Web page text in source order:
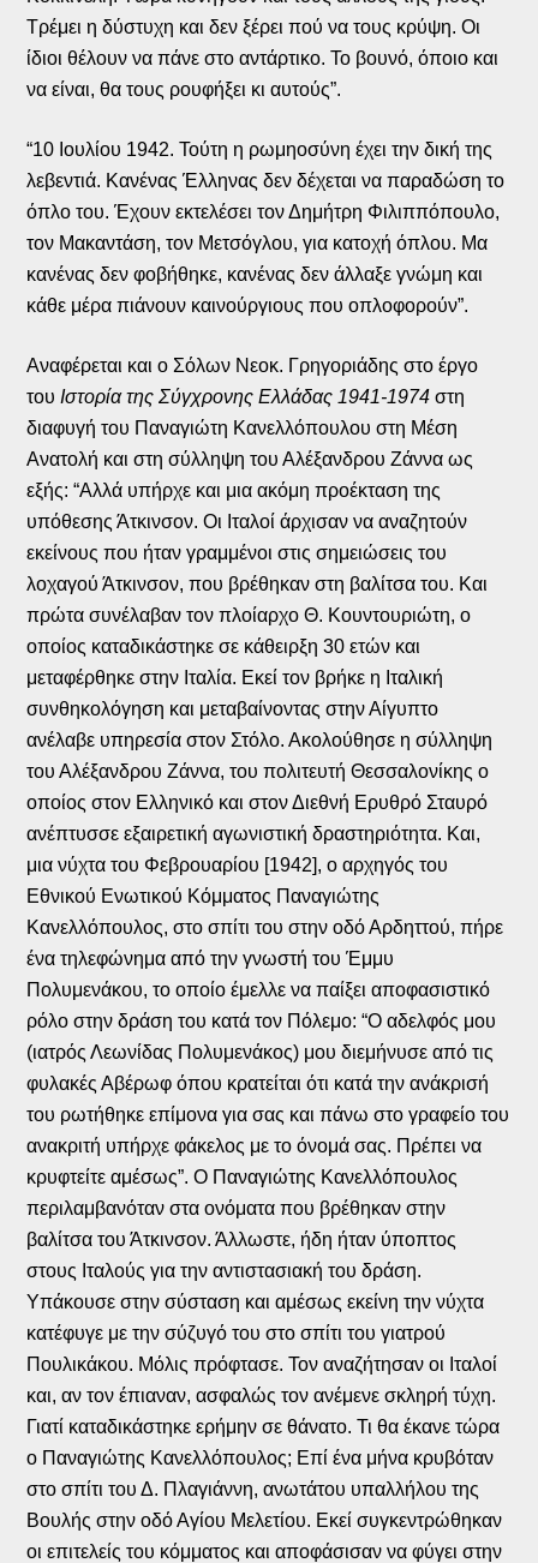
Τρέμει η δύστυχη και δεν ξέρει πού να τους κρύψη. Οι
ίδιοι θέλουν να πάνε στο αντάρτικο. Το βουνό, όποιο και
να είναι, θα τους ρουφήξει κι αυτούς”.
“10 Ιουλίου 1942. Τούτη η ρωμηοσύνη έχει την δική της
λεβεντιά. Κανένας Έλληνας δεν δέχεται να παραδώση το
όπλο του. Έχουν εκτελέσει τον Δημήτρη Φιλιππόπουλο,
τον Μακαντάση, τον Μετσόγλου, για κατοχή όπλου. Μα
κανένας δεν φοβήθηκε, κανένας δεν άλλαξε γνώμη και
κάθε μέρα πιάνουν καινούργιους που οπλοφορούν”.
Αναφέρεται και ο Σόλων Νεοκ. Γρηγοριάδης στο έργο
του Ιστορία της Σύγχρονης Ελλάδας 1941-1974 στη
διαφυγή του Παναγιώτη Κανελλόπουλου στη Μέση
Ανατολή και στη σύλληψη του Αλέξανδρου Ζάννα ως
εξής: “Αλλά υπήρχε και μια ακόμη προέκταση της
υπόθεσης Άτκινσον. Οι Ιταλοί άρχισαν να αναζητούν
εκείνους που ήταν γραμμένοι στις σημειώσεις του
λοχαγού Άτκινσον, που βρέθηκαν στη βαλίτσα του. Και
πρώτα συνέλαβαν τον πλοίαρχο Θ. Κουντουριώτη, ο
οποίος καταδικάστηκε σε κάθειρξη 30 ετών και
μεταφέρθηκε στην Ιταλία. Εκεί τον βρήκε η Ιταλική
συνθηκολόγηση και μεταβαίνοντας στην Αίγυπτο
ανέλαβε υπηρεσία στον Στόλο. Ακολούθησε η σύλληψη
του Αλέξανδρου Ζάννα, του πολιτευτή Θεσσαλονίκης ο
οποίος στον Ελληνικό και στον Διεθνή Ερυθρό Σταυρό
ανέπτυσσε εξαιρετική αγωνιστική δραστηριότητα. Και,
μια νύχτα του Φεβρουαρίου [1942], ο αρχηγός του
Εθνικού Ενωτικού Κόμματος Παναγιώτης
Κανελλόπουλος, στο σπίτι του στην οδό Αρδηττού, πήρε
ένα τηλεφώνημα από την γνωστή του Έμμυ
Πολυμενάκου, το οποίο έμελλε να παίξει αποφασιστικό
ρόλο στην δράση του κατά τον Πόλεμο: “Ο αδελφός μου
(ιατρός Λεωνίδας Πολυμενάκος) μου διεμήνυσε από τις
φυλακές Αβέρωφ όπου κρατείται ότι κατά την ανάκρισή
του ρωτήθηκε επίμονα για σας και πάνω στο γραφείο του
ανακριτή υπήρχε φάκελος με το όνομά σας. Πρέπει να
κρυφτείτε αμέσως”. Ο Παναγιώτης Κανελλόπουλος
περιλαμβανόταν στα ονόματα που βρέθηκαν στην
βαλίτσα του Άτκινσον. Άλλωστε, ήδη ήταν ύποπτος
στους Ιταλούς για την αντιστασιακή του δράση.
Υπάκουσε στην σύσταση και αμέσως εκείνη την νύχτα
κατέφυγε με την σύζυγό του στο σπίτι του γιατρού
Πουλικάκου. Μόλις πρόφτασε. Τον αναζήτησαν οι Ιταλοί
και, αν τον έπιαναν, ασφαλώς τον ανέμενε σκληρή τύχη.
Γιατί καταδικάστηκε ερήμην σε θάνατο. Τι θα έκανε τώρα
ο Παναγιώτης Κανελλόπουλος; Επί ένα μήνα κρυβόταν
στο σπίτι του Δ. Πλαγιάννη, ανωτάτου υπαλλήλου της
Βουλής στην οδό Αγίου Μελετίου. Εκεί συγκεντρώθηκαν
οι επιτελείς του κόμματος και αποφάσισαν να φύγει στην